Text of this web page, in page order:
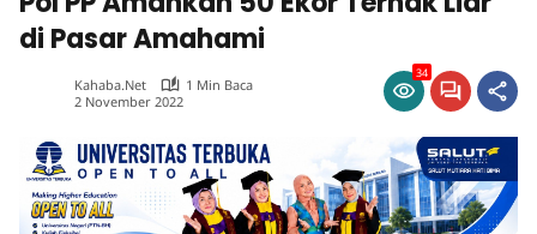
di Pasar Amahami
Kahaba.net
1 Min Baca
2 November 2022
34